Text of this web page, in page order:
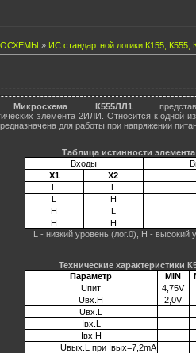
» ИС стандартной логики К155, К555,
Микросхема К555ЛЛ1
элемента 2ИЛИ. Относится к одной
для работы при напряжении
Таблица истинности
Входы
X1
X2
H
H
H
H
L - низкий уровень (лог.0), H - высокий
Технические характеристики
Параметр
MIN
Uпит
4,75V
Uвх.H
2,0V
Uвх.L
Iвх.L
Iвх.H
Uвых.L при Iвых=7,2mA